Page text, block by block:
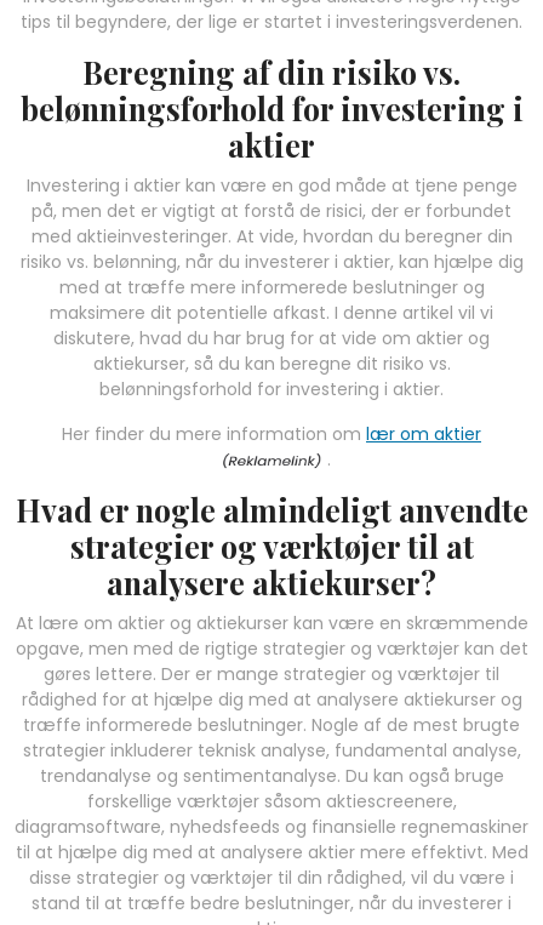
tips til begyndere, der lige er startet i investeringsverdenen.
Beregning af din risiko vs.
belønningsforhold for investering i
aktier
Investering i aktier kan være en god måde at tjene penge
på, men det er vigtigt at forstå de risici, der er forbundet
med aktieinvesteringer. At vide, hvordan du beregner din
risiko vs. belønning, når du investerer i aktier, kan hjælpe dig
med at træffe mere informerede beslutninger og
maksimere dit potentielle afkast. I denne artikel vil vi
diskutere, hvad du har brug for at vide om aktier og
aktiekurser, så du kan beregne dit risiko vs.
belønningsforhold for investering i aktier.
Her finder du mere information om lær om aktier
.
Hvad er nogle almindeligt anvendte
strategier og værktøjer til at
analysere aktiekurser?
At lære om aktier og aktiekurser kan være en skræmmende
opgave, men med de rigtige strategier og værktøjer kan det
gøres lettere. Der er mange strategier og værktøjer til
rådighed for at hjælpe dig med at analysere aktiekurser og
træffe informerede beslutninger. Nogle af de mest brugte
strategier inkluderer teknisk analyse, fundamental analyse,
trendanalyse og sentimentanalyse. Du kan også bruge
forskellige værktøjer såsom aktiescreenere,
diagramsoftware, nyhedsfeeds og finansielle regnemaskiner
til at hjælpe dig med at analysere aktier mere effektivt. Med
disse strategier og værktøjer til din rådighed, vil du være i
stand til at træffe bedre beslutninger, når du investerer i